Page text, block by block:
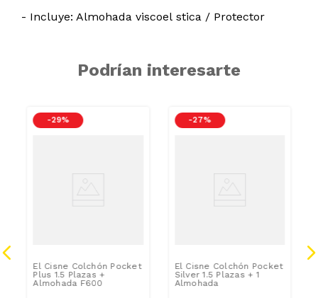
- Incluye: Almohada viscoel stica / Protector
Podrían interesarte
-29 %
El Cisne Colchón Pocket
Plus 1.5 Plazas +
Almohada F600
-27 %
El Cisne Colchón Pocket
Silver 1.5 Plazas + 1
Almohada